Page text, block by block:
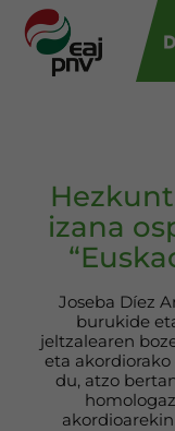
izana
Joseba Díez
burukide
jeltzalearen
eta
du, atzo